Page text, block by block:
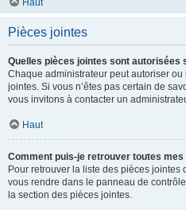
Haut
Pièces jointes
Quelles pièces jointes sont autorisées
Chaque administrateur peut autoriser
jointes. Si vous n’êtes pas certain de
vous invitons à contacter un
Haut
Comment puis-je retrouver toutes
Pour retrouver la liste des pièces
vous rendre dans le panneau de
la section des pièces jointes.